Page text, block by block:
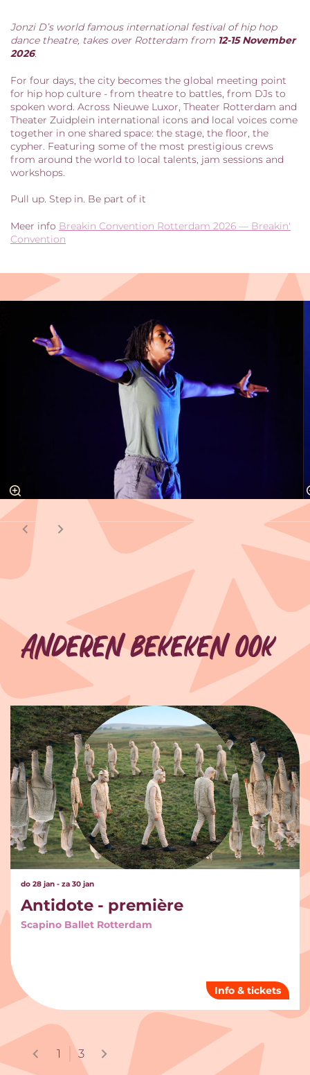
Jonzi D’s world famous international festival of hip hop
dance theatre, takes over Rotterdam from 12-15 November
2026.
For four days, the city becomes the global meeting point
for hip hop culture - from theatre to battles, from DJs to
spoken word. Across Nieuwe Luxor, Theater Rotterdam and
Theater Zuidplein international icons and local voices come
together in one shared space: the stage, the floor, the
cypher. Featuring some of the most prestigious crews
from around the world to local talents, jam sessions and
workshops.
Pull up. Step in. Be part of it
Meer info Breakin Convention Rotterdam 2026 — Breakin'
Convention
Anderen bekeken ook
Overslaan
Antidote - première
Scapino Ballet Rotterdam
do 28 jan - za 30 jan
Info & tickets
1 3